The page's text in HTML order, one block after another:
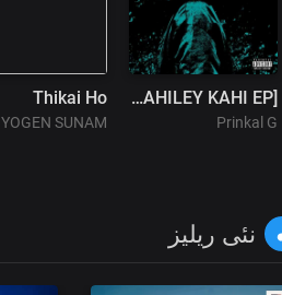
Thikai Ho
YOGEN SUNAM
Rollin' ft. Ill,Fei,Tdawg101 & Yung Artem [KAHILEY KAHI EP]
Prinkal G
نئی ریلیز